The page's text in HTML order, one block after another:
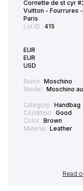
Cornette de st cyr
Vuitton - Fourrures
Paris
Lot ID : 415
EUR
EUR
USD
Brand : Moschino
Model : Moschino
Category : Handbag
Condition : Good
Color : Brown
Material : Leather
Read